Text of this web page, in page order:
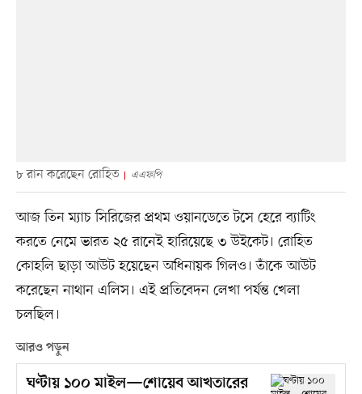
৮ রান করেছেন রোহিত এএফপি
আজ তিন ম্যাচ সিরিজের প্রথম ওয়ানডেতে টসে হেরে ব্যাটিং
করতে নেমে ভারত ২৫ রানেই হারিয়েছে ৩ উইকেট। রোহিত
কোহলি ছাড়া আউট হয়েছেন অধিনায়ক গিলও। তাঁকে আউট
করেছেন নাথান এলিস। এই প্রতিবেদন লেখা পর্যন্ত খেলা
চলছিল।
আরও পড়ুন
ঘণ্টায় ১০০ মাইল—শোয়েব আখতারের